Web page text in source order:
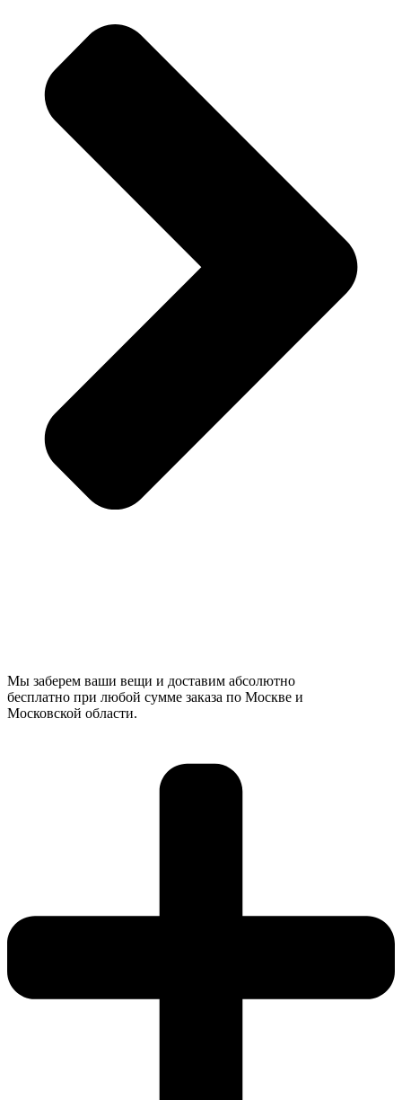
Мы заберем ваши вещи и доставим абсолютно
бесплатно при любой сумме заказа по Москве и
Московской области.